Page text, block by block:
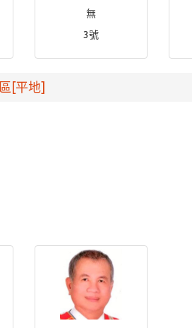
無
3號
[平地]